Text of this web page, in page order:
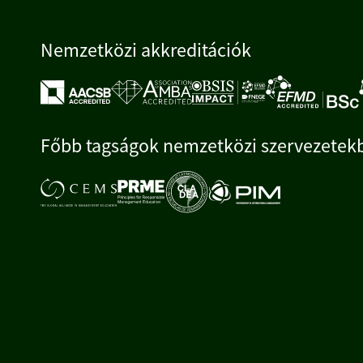
Nemzetközi akkreditációk
Főbb tagságok nemzetközi